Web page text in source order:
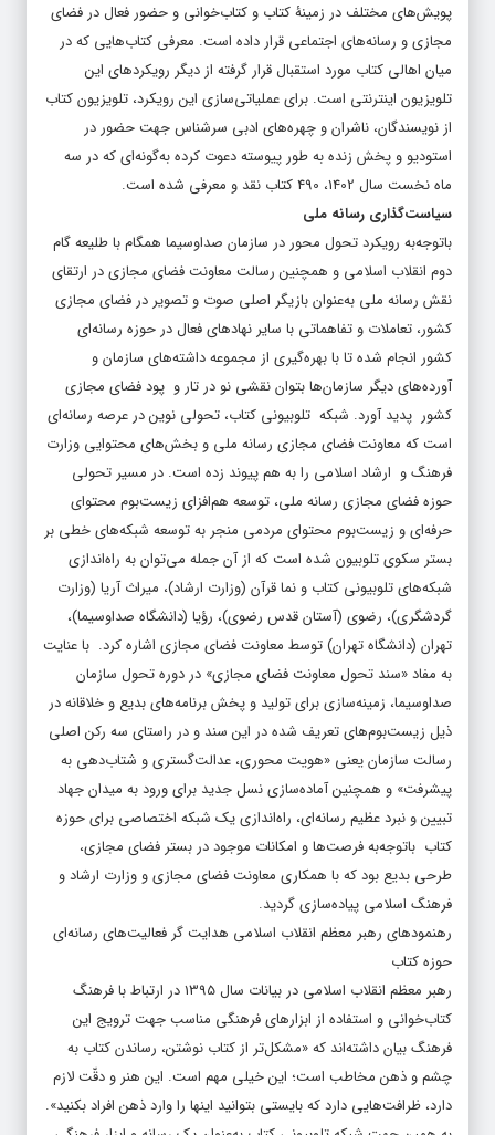
پویش‌های مختلف در زمینۀ کتاب و کتاب‌خوانی و حضور فعال در فضای
مجازی و رسانه‌های اجتماعی قرار داده است. معرفی کتاب‌هایی که در
میان اهالی کتاب مورد استقبال قرار گرفته از دیگر رویکردهای این
تلویزیون اینترنتی است. برای عملیاتی‌سازی این رویکرد، تلویزیون کتاب
از نویسندگان، ناشران و چهره‌های ادبی سرشناس جهت حضور در
استودیو و پخش زنده به طور پیوسته دعوت کرده به‌گونه‌ای که در سه
ماه نخست سال 1402، 490 کتاب نقد و معرفی شده است.
سیاست‌گذاری رسانه ملی
باتوجه‌به رویکرد تحول محور در سازمان صداوسیما همگام با طلیعه گام
دوم انقلاب اسلامی و همچنین رسالت معاونت فضای مجازی در ارتقای
نقش رسانه ملی به‌عنوان بازیگر اصلی صوت و تصویر در فضای مجازی
کشور، تعاملات و تفاهماتی با سایر نهادهای فعال در حوزه رسانه‌ای
کشور انجام شده تا با بهره‌گیری از مجموعه داشته‌های سازمان و
آورده‌های دیگر سازمان‌ها بتوان نقشی نو در تار و پود فضای مجازی
کشور پدید آورد. شبکه تلوبیونی کتاب، تحولی نوین در عرصه رسانه‌ای
است که معاونت فضای مجازی رسانه ملی و بخش‌های محتوایی وزارت
فرهنگ و ارشاد اسلامی را به هم پیوند زده است. در مسیر تحولی
حوزه فضای مجازی رسانه ملی، توسعه هم‌افزای زیست‌بوم محتوای
حرفه‌ای و زیست‌بوم محتوای مردمی منجر به توسعه شبکه‌های خطی بر
بستر سکوی تلوبیون شده است که از آن جمله می‌توان به راه‌اندازی
شبکه‌های تلوبیونی کتاب و نما قرآن (وزارت ارشاد)، میراث آریا (وزارت
گردشگری)، رضوی (آستان قدس رضوی)، رؤیا (دانشگاه صداوسیما)،
تهران (دانشگاه تهران) توسط معاونت فضای مجازی اشاره کرد. با عنایت
به مفاد «سند تحول معاونت فضای مجازی» در دوره تحول سازمان
صداوسیما، زمینه‌سازی برای تولید و پخش برنامه‌های بدیع و خلاقانه در
ذیل زیست‌بوم‌های تعریف شده در این سند و در راستای سه رکن اصلی
رسالت سازمان یعنی «هویت محوری، عدالت‌گستری و شتاب‌دهی به
پیشرفت» و همچنین آماده‌سازی نسل جدید برای ورود به میدان جهاد
تبیین و نبرد عظیم رسانه‌ای، راه‌اندازی یک شبکه اختصاصی برای حوزه
کتاب باتوجه‌به فرصت‌ها و امکانات موجود در بستر فضای مجازی،
طرحی بدیع بود که با همکاری معاونت فضای مجازی و وزارت ارشاد و
فرهنگ اسلامی پیاده‌سازی گردید.
رهنمودهای رهبر معظم انقلاب اسلامی هدایت گر فعالیت‌های رسانه‌ای
حوزه کتاب
رهبر معظم انقلاب اسلامی در بیانات سال 1395 در ارتباط با فرهنگ
کتاب‌خوانی و استفاده از ابزارهای فرهنگی مناسب جهت ترویج این
فرهنگ بیان داشته‌اند که «مشکل‌تر از کتاب نوشتن، رساندن کتاب به
چشم و ذهن مخاطب است؛ این خیلی مهم است. این هنر و دقّت لازم
دارد، ظرافت‌هایی دارد که بایستی بتوانید اینها را وارد ذهن افراد بکنید».